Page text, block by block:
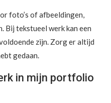
foto’s of afbeeldingen,
Bij tekstueel werk kan een
zijn. Zorg er altijd
gedaan.
in mijn portfolio